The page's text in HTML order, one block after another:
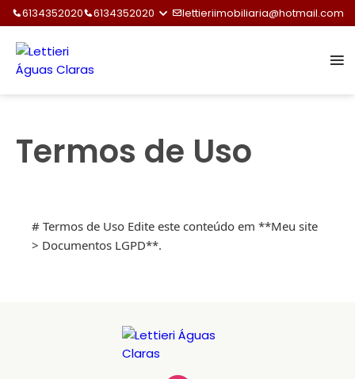
6134352020 6134352020 lettieriimobiliaria@hotmail.com
Termos de Uso
# Termos de Uso Edite este conteúdo em **Meu site
> Documentos LGPD**.